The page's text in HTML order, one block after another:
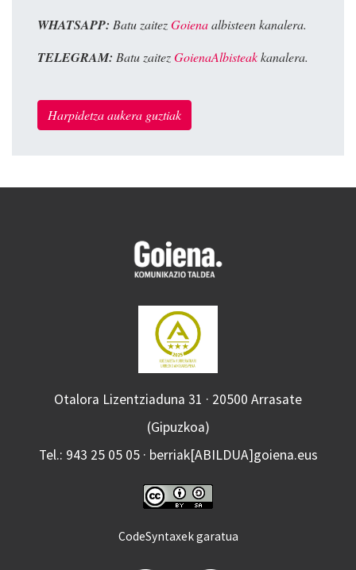
WHATSAPP: Batu zaitezGoienaalbisteen kanalera.
TELEGRAM: Batu zaitezGoienaAlbisteakkanalera.
Harpidetza aukera guztiak
Otalora Lizentziaduna 31 · 20500 Arrasate
(Gipuzkoa)
Tel.: 943 25 05 05 · berriak[ABILDUA]goiena.eus
CodeSyntaxek garatua